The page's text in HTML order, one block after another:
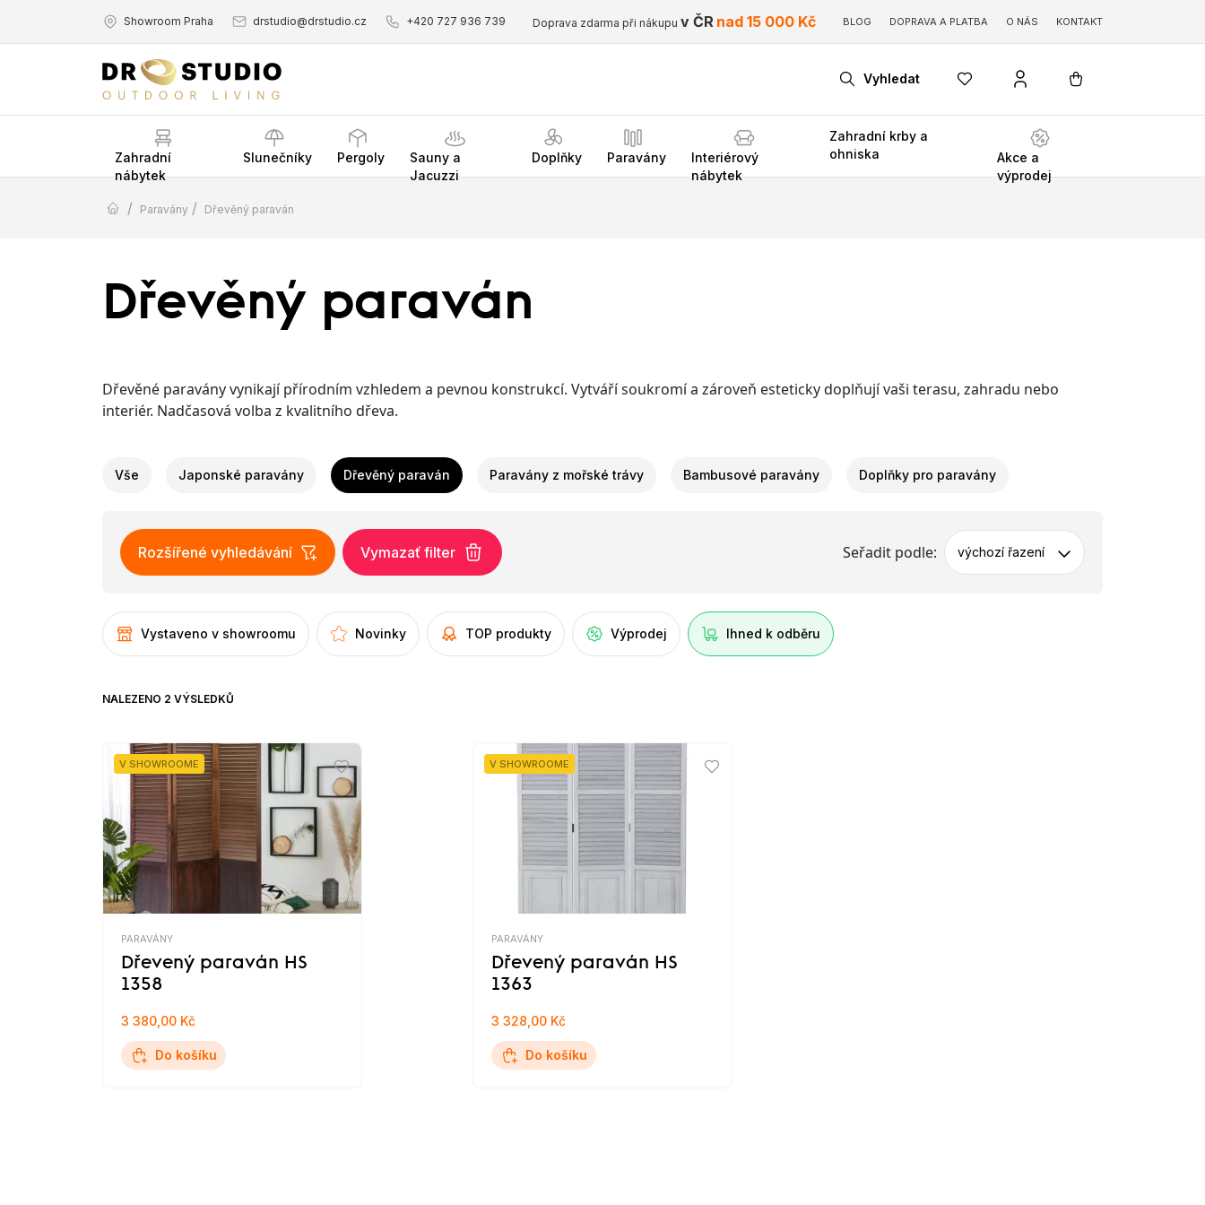
Showroom Praha drstudio@drstudio.cz +420 727 936 739 Doprava zdarma při nákupu v ČR nad 15 000 Kč BLOG DOPRAVA A PLATBA O NÁS KONTAKT
Vyhledat
Zahradní
nábytek
Slunečníky Pergoly
Sauny a
Jacuzzi
Doplňky Paravány
Interiérový
nábytek
Zahradní krby a
ohniska
Akce a
výprodej
/ Paravány / Dřevěný paraván
Dřevěný paraván
Dřevěné paravány vynikají přírodním vzhledem a pevnou konstrukcí. Vytváří soukromí a zároveň esteticky doplňují vaši terasu, zahradu nebo
interiér. Nadčasová volba z kvalitního dřeva.
Vše Japonské paravány Dřevěný paraván Paravány z mořské trávy Bambusové paravány Doplňky pro paravány
Rozšířené vyhledávání Vymazať filter Seřadit podle: výchozí řazení
Vystaveno v showroomu Novinky TOP produkty Výprodej Ihned k odběru
NALEZENO 2 VÝSLEDKŮ
V SHOWROOME
PARAVÁNY
Dřevený paraván HS
1358
3 380,00 Kč
Do košíku
V SHOWROOME
PARAVÁNY
Dřevený paraván HS
1363
3 328,00 Kč
Do košíku